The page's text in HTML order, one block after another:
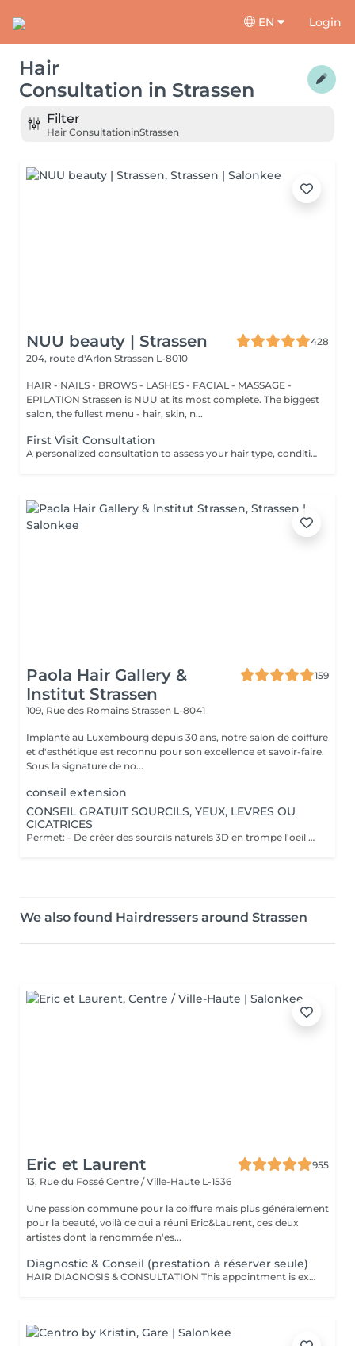
EN Login
Hair
Consultation in Strassen
Filter
Hair ConsultationinStrassen
NUU beauty | Strassen
428
204, route d'Arlon Strassen L-8010
HAIR - NAILS - BROWS - LASHES - FACIAL - MASSAGE -
EPILATION Strassen is NUU at its most complete. The biggest
salon, the fullest menu - hair, skin, n...
First Visit Consultation
A personalized consultation to assess your hair type, condition, and goals helping us recommend the perfect treatments, color, or cut to suit your style and lifestyle.
Paola Hair Gallery &
Institut Strassen
159
109, Rue des Romains Strassen L-8041
Implanté au Luxembourg depuis 30 ans, notre salon de coiffure
et d'esthétique est reconnu pour son excellence et savoir-faire.
Sous la signature de no...
conseil extension
CONSEIL GRATUIT SOURCILS, YEUX, LEVRES OU
CICATRICES
Permet: - De créer des sourcils naturels 3D en trompe l'oeil en poils pour parfaire une ligne déjà existante en effet poudré. - De définir et volumiser vos lèvres dans des teintes nuées ou donner un effet légèrement maquillé. - Pour les yeux vous pouvez opter pour un trait fin au ras des cils pour un résultat discret ou un liner poudré pour un effet raffiné. Il est également possible de corriger des cicatrices. Notre esthéticienne Elodie pratique la micropigmentation digitale à ne pas confondre avec le microblading ( lame manuelle ) depuis plus de 10 ans. Pas d'effets tatouage, pas de pigments qui virent, pas de cicatrices. Cette méthode ne crée pas de cicatrices et permet d'insérer le pigment de manière douce dans la peau. Les pigments utilisés ne virent pas dans le temps et Elodie vous promet un résultat raffiné et non un effet marqué style "tatouage". Nous vous proposons un rendez-vous conseil gratuit afin de visualiser l'effet avec du maquillage et d'obtenir les réponses à vos questions.
We also found Hairdressers around Strassen
Eric et Laurent
955
13, Rue du Fossé Centre / Ville-Haute L-1536
Une passion commune pour la coiffure mais plus généralement
pour la beauté, voilà ce qui a réuni Eric&Laurent, ces deux
artistes dont la renommée n'es...
Diagnostic & Conseil (prestation à réserver seule)
HAIR DIAGNOSIS & CONSULTATION This appointment is exclusively reserved for a first meeting with our Hair Expert to carry out a personalized assessment of your hair and scalp. This consultation must be booked as a standalone service and cannot be combined with any other treatment or appointment. Following this consultation, we may recommend a tailored hair care plan and personalized solutions based on your specific needs and goals. Hair Diagnosis & Consultation Take a dedicated moment to discuss your hair, your goals, and your daily hair care routine with our specialist. During this appointment, we perform a personalized analysis of your scalp and hair fiber, allowing us to recommend the most suitable haircut, color, and treatments according to your image, lifestyle, and your hair's natural beauty. We also provide expert advice on home care routines and recommend the products best suited to your needs, helping you maintain long-lasting results and preserve the health and beauty of your hair every day. This consultation is also an opportunity to answer all your questions and work together to create a fully customized hair journey tailored specifically to you.